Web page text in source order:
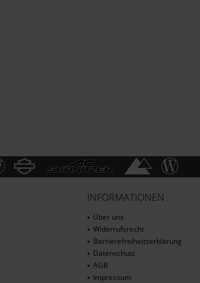
INFORMATIONEN
Über uns
Widerrufsrecht
Barrierefreiheitserklärung
Datenschutz
AGB
Impressum